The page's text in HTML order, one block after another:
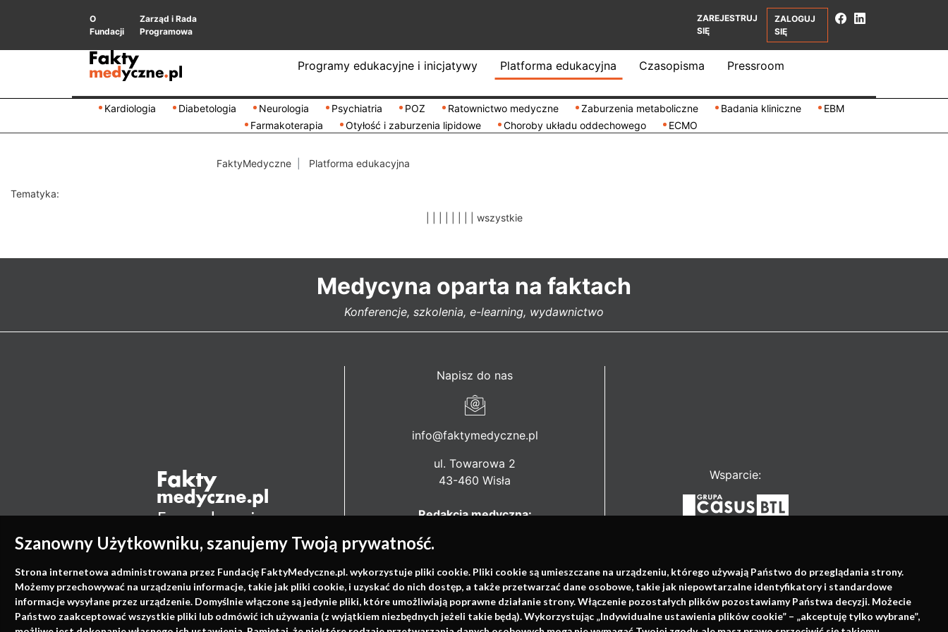
Szanowny Użytkowniku, szanujemy Twoją prywatność.
Strona internetowa administrowana przez Fundację FaktyMedyczne.pl. wykorzystuje pliki cookie. Pliki cookie są umieszczane na urządzeniu, którego używają Państwo do przeglądania strony.
Możemy przechowywać na urządzeniu informacje, takie jak pliki cookie, i uzyskać do nich dostęp, a także przetwarzać dane osobowe, takie jak niepowtarzalne identyfikatory i standardowe
informacje wysyłane przez urządzenie. Domyślnie włączone są jedynie pliki, które umożliwiają poprawne działanie strony. Włączenie pozostałych plików pozostawiamy Państwa decyzji. Możecie
Państwo zaakceptować wszystkie pliki lub odmówić ich używania (z wyjątkiem niezbędnych jeżeli takie będą). Wykorzystując „Indywidualne ustawienia plików cookie” – „akceptuję tylko wybrane”,
O
Fundacji
Zarząd i Rada
Programowa
ZAREJESTRUJ
SIĘ
ZALOGUJ
SIĘ
Programy edukacyjne i inicjatywy Platforma edukacyjna Czasopisma Pressroom
Kardiologia Diabetologia Neurologia Psychiatria POZ Ratownictwo medyczne Zaburzenia metaboliczne Badania kliniczne
EBM
Farmakoterapia
Otyłość i zaburzenia lipidowe Choroby układu oddechowego ECMO
FaktyMedyczne Platforma edukacyjna
Tematyka:
wszystkie
Medycyna oparta na faktach
Konferencje, szkolenia, e-learning, wydawnictwo
Napisz do nas
info@faktymedyczne.pl
ul. Towarowa 2
43-460 Wisła
Redakcja medyczna:
Biuro Zarządu Fundacji:
ul. Rodawska 26
61-312 Poznań
Wsparcie: